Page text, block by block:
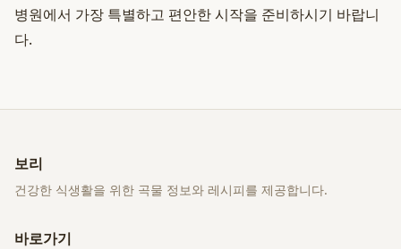
병원에서 가장 특별하고 편안한 시작을 준비하시기 바랍니
다.
보리
건강한 식생활을 위한 곡물 정보와 레시피를 제공합니다.
바로가기